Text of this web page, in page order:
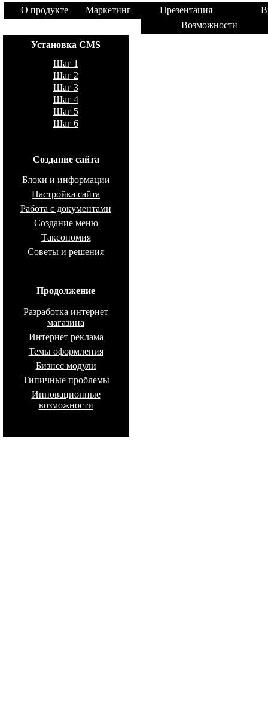
Установка CMS
Шаг 1
Шаг 2
Шаг 3
Шаг 4
Шаг 5
Шаг 6
Создание сайта
Блоки и информации
Настройка сайта
Работа с документами
Создание меню
Таксономия
Советы и решения
Продолжение
Разработка интернет
магазина
Интернет реклама
Темы оформления
Бизнес модули
Типичные проблемы
Инновационные
возможности
О продукте Маркетинг Презентация
Возможности
Сайт